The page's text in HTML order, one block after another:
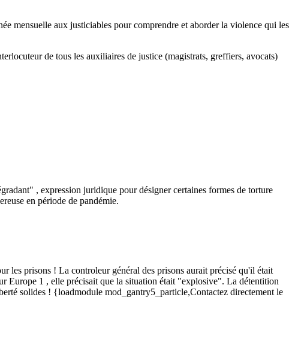
mensuelle aux justiciables pour comprendre et aborder la violence qui les
de tous les auxiliaires de justice (magistrats, greffiers, avocats)
, expression juridique pour désigner certaines formes de torture
en période de pandémie.
les prisons ! La controleur général des prisons aurait précisé qu'il était
Europe 1 , elle précisait que la situation était "explosive". La détentition
solides ! {loadmodule mod_gantry5_particle,Contactez directement le